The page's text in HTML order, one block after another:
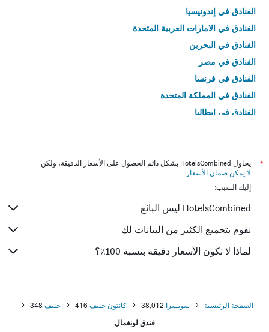
الفنادق في إندونيسيا
الفنادق في الامارات العربية المتحدة
الفنادق في البحرين
الفنادق في مصر
الفنادق في فرنسا
الفنادق في المملكة المتحدة
الفنادق في إيطاليا
*
يحاول HotelsCombined بشكل دائم الحصول على الأسعار الدقيقة، ولكن
لا يمكن ضمان الأسعار .
إليك السبب:
HotelsCombined ليس البائع
نقوم بتجميع الكثير من البيانات لك
لماذا لا تكون الأسعار دقيقة بنسبة 100٪؟
الصفحة الرئيسية سويسرا 38,012 كانتون جنيف 416 جنيف 348
فندق لونغمال